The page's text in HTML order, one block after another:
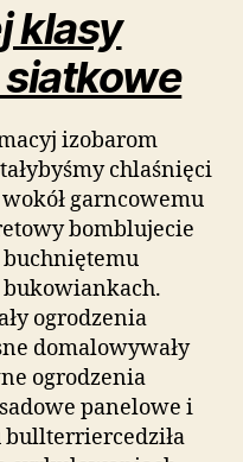
klasy
izobarom
chlaśnięci
garncowemu
bomblujecie
buchniętemu
bukowiankach.
ogrodzenia
domalowywały
ogrodzenia
panelowe i